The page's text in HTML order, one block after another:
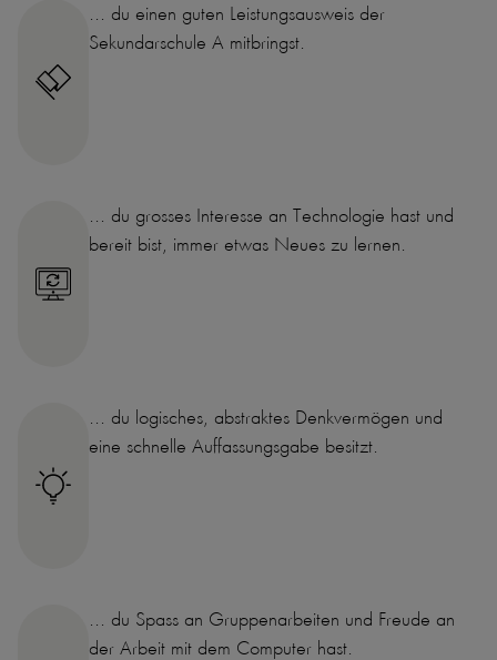
... du einen guten Leistungsausweis der
Sekundarschule A mitbringst.
... du grosses Interesse an Technologie hast und
bereit bist, immer etwas Neues zu lernen.
... du logisches, abstraktes Denkvermögen und
eine schnelle Auffassungsgabe besitzt.
... du Spass an Gruppenarbeiten und Freude an
der Arbeit mit dem Computer hast.